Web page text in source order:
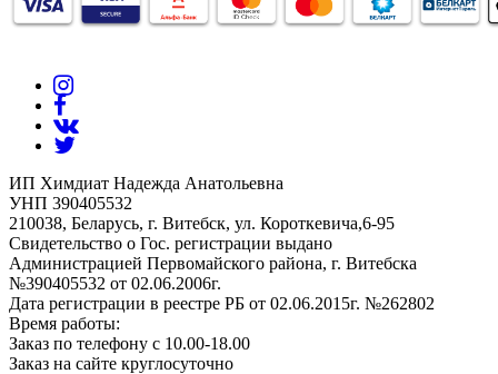
ИП Химдиат Надежда Анатольевна
УНП 390405532
210038, Беларусь, г. Витебск, ул. Короткевича,6-95
Свидетельство о Гос. регистрации выдано
Администрацией Первомайского района, г. Витебска
№390405532 от 02.06.2006г.
Дата регистрации в реестре РБ от 02.06.2015г. №262802
Время работы:
Заказ по телефону с 10.00-18.00
Заказ на сайте круглосуточно